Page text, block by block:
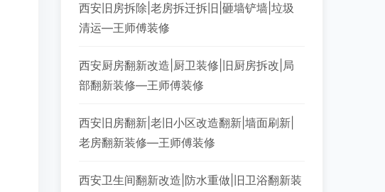
西安旧房拆除|老房拆迁拆旧|砸墙铲墙|垃圾
清运—王师傅装修
西安厨房翻新改造|厨卫装修|旧厨房拆改|局
部翻新装修—王师傅装修
西安旧房翻新|老旧小区改造翻新|墙面刷新|
老房翻新装修—王师傅装修
西安卫生间翻新改造|防水重做|旧卫浴翻新装